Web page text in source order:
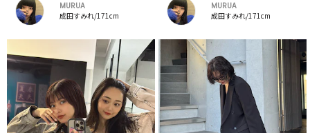
MURUA
成田すみれ/171cm
MURUA
成田すみれ/171cm